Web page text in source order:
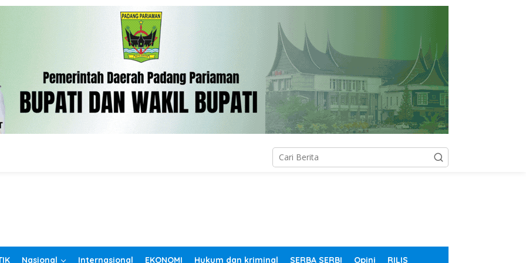
Nasional Internasional EKONOMI Hukum dan kriminal SERBA SERBI Opini RILIS